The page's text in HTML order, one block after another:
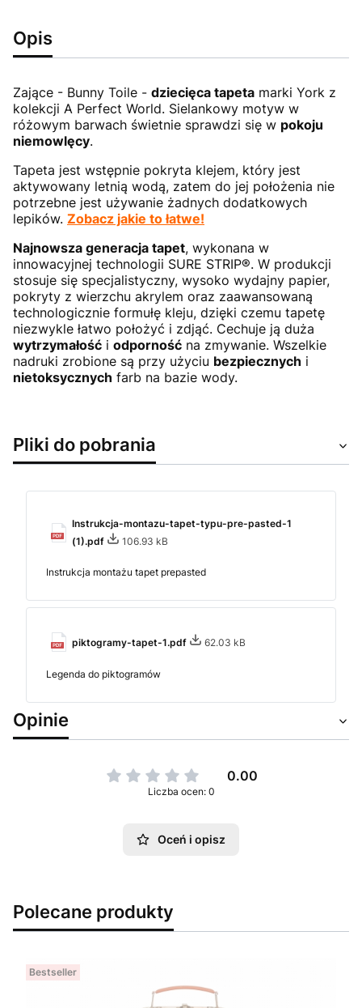
Opis
Zające - Bunny Toile - dziecięca tapeta marki York z
kolekcji A Perfect World. Sielankowy motyw w
różowym barwach świetnie sprawdzi się w pokoju
niemowlęcy.
Tapeta jest wstępnie pokryta klejem, który jest
aktywowany letnią wodą, zatem do jej położenia nie
potrzebne jest używanie żadnych dodatkowych
lepików. Zobacz jakie to łatwe!
Najnowsza generacja tapet, wykonana w
innowacyjnej technologii SURE STRIP®. W produkcji
stosuje się specjalistyczny, wysoko wydajny papier,
pokryty z wierzchu akrylem oraz zaawansowaną
technologicznie formułę kleju, dzięki czemu tapetę
niezwykle łatwo położyć i zdjąć. Cechuje ją duża
wytrzymałość i odporność na zmywanie. Wszelkie
nadruki zrobione są przy użyciu bezpiecznych i
nietoksycznych farb na bazie wody.
Pliki do pobrania
Instrukcja-montazu-tapet-typu-pre-pasted-1
(1).pdf
106.93 kB
Instrukcja montażu tapet prepasted
piktogramy-tapet-1.pdf 62.03 kB
Legenda do piktogramów
Opinie
0.00
Liczba ocen: 0
Oceń i opisz
Polecane produkty
Bestseller